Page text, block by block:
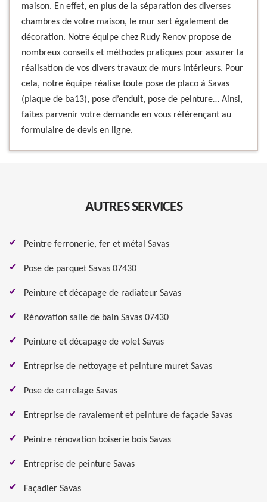
maison. En effet, en plus de la séparation des diverses
chambres de votre maison, le mur sert également de
décoration. Notre équipe chez Rudy Renov propose de
nombreux conseils et méthodes pratiques pour assurer la
réalisation de vos divers travaux de murs intérieurs. Pour
cela, notre équipe réalise toute pose de placo à Savas
(plaque de ba13), pose d’enduit, pose de peinture… Ainsi,
faites parvenir votre demande en vous référençant au
formulaire de devis en ligne.
AUTRES SERVICES
Peintre ferronerie, fer et métal Savas
Pose de parquet Savas 07430
Peinture et décapage de radiateur Savas
Rénovation salle de bain Savas 07430
Peinture et décapage de volet Savas
Entreprise de nettoyage et peinture muret Savas
Pose de carrelage Savas
Entreprise de ravalement et peinture de façade Savas
Peintre rénovation boiserie bois Savas
Entreprise de peinture Savas
Façadier Savas